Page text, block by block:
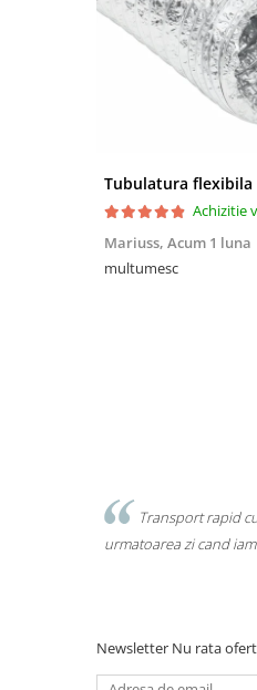
Tubulatura flexibila
Achizitie
Mariuss, Acum 1 luna
multumesc
Transport rapid curieru a fost de
zi cand iam spus sa vina ca
Newsletter Nu rata